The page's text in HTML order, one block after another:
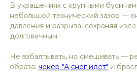
В украшениях с крупными
небольшой технический зазор —
давления и разрыва, сохраняя
долговечным
Не взбалтывать, но смешивать —
образа: чокер "А снег идёт" и